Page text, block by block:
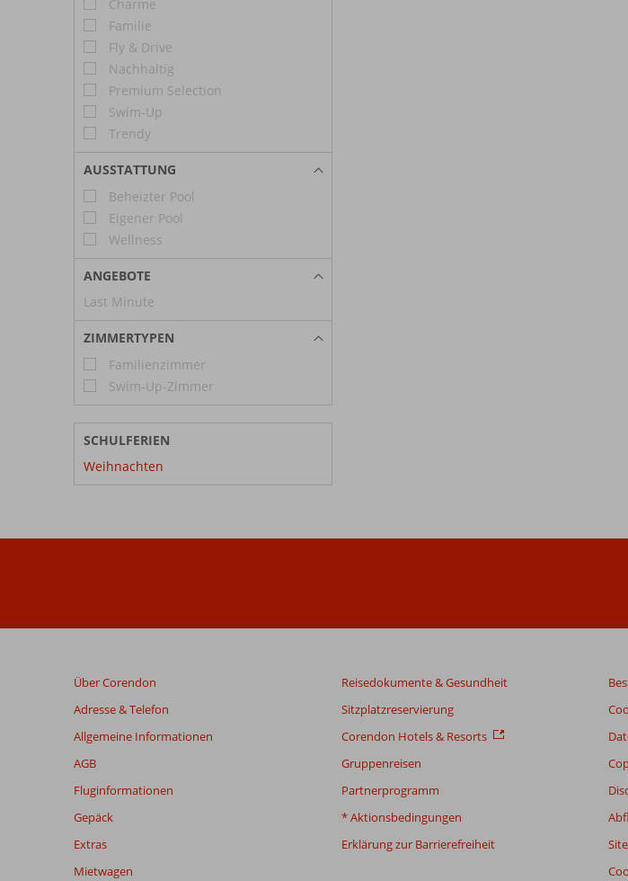
Charme
Familie
Fly & Drive
Nachhaltig
Premium Selection
Swim-Up
Trendy
AUSSTATTUNG
Beheizter Pool
Eigener Pool
Wellness
ANGEBOTE
Last Minute
ZIMMERTYPEN
Familienzimmer
Swim-Up-Zimmer
SCHULFERIEN
Weihnachten
Über Corendon
Adresse & Telefon
Allgemeine Informationen
AGB
Fluginformationen
Gepäck
Extras
Mietwagen
Reisedokumente & Gesundheit
Sitzplatzreservierung
Corendon Hotels & Resorts
Gruppenreisen
Partnerprogramm
* Aktionsbedingungen
Erklärung zur Barrierefreiheit